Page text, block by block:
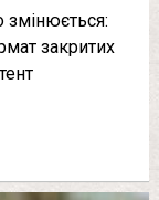
змінюється:
закритих